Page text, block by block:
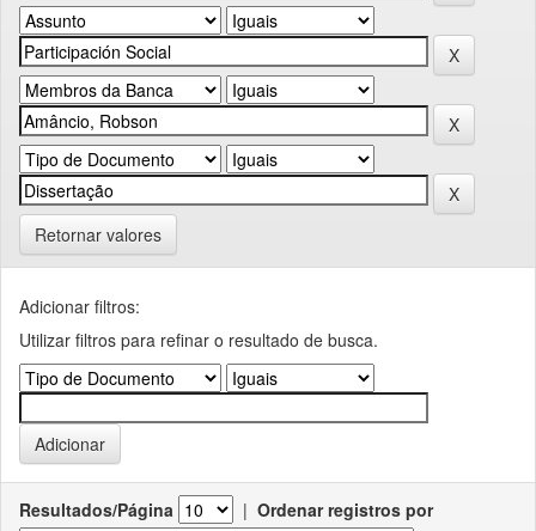
Retornar valores
Adicionar filtros:
Utilizar filtros para refinar o resultado de busca.
Resultados/Página | Ordenar registros por